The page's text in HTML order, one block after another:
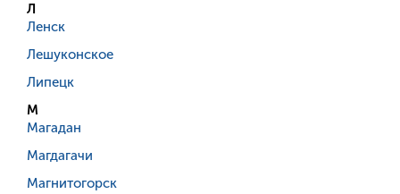
Л
Ленск
Лешуконское
Липецк
М
Магадан
Магдагачи
Магнитогорск